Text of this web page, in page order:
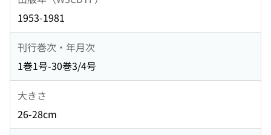
1953-1981
刊行巻次・年月次
1巻1号-30巻3/4号
大きさ
26-28cm